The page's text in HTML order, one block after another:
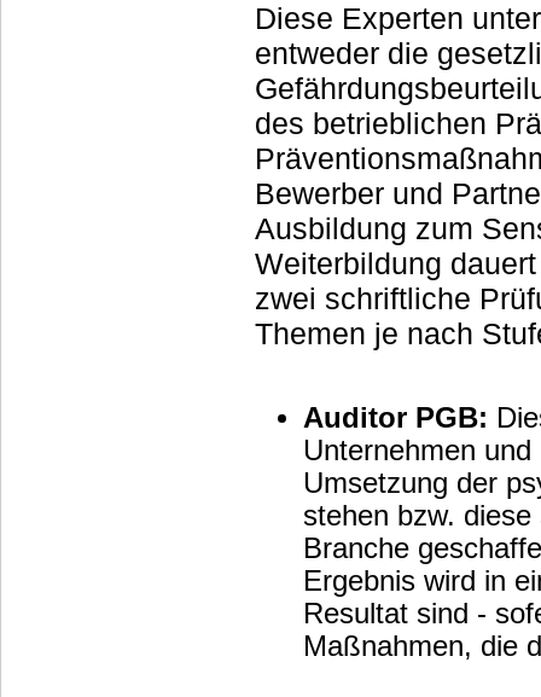
Diese Experten
entweder die
des betrieblichen
Bewerber und Partner
Ausbildung zum
Weiterbildung
zwei schriftliche Prüfungen. Konkret hilft Ihnen ein
Themen je nach
Auditor PGB:
Unternehmen
Umsetzung der
stehen bzw.
Branche
Ergebnis wird in
Resultat sind -
Maßnahmen, die